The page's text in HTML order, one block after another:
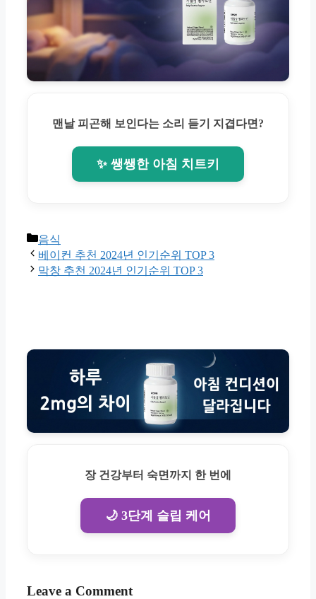
맨날 피곤해 보인다는 소리 듣기 지겹다면?
✨ 쌩쌩한 아침 치트키
Categories
음식
베이컨 추천 2024년 인기순위 TOP 3
막창 추천 2024년 인기순위 TOP 3
장 건강부터 숙면까지 한 번에
🌙 3단계 슬립 케어
Leave a Comment